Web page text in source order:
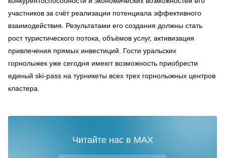
участников за счёт реализации потенциала эффективного
взаимодействия. Результатами его создания должны стать
рост туристического потока, объёмов услуг, активизация
привлечения прямых инвестиций. Гости уральских
горнолыжек уже сегодня имеют возможность приобрести
единый ski-pass на турникеты всех трех горнолыжных центров
кластера.
Читайте нас в MAX